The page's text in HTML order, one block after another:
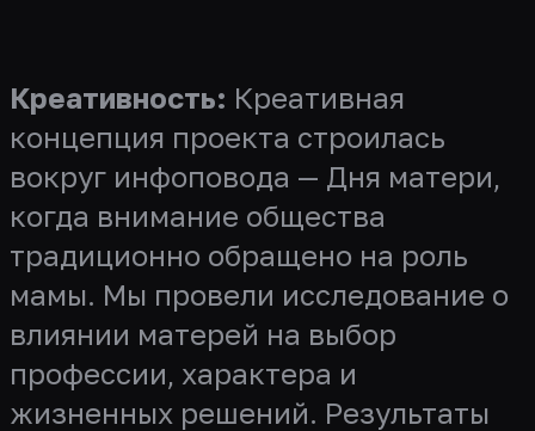
Креативность: Креативная
концепция проекта строилась
вокруг инфоповода — Дня матери,
когда внимание общества
традиционно обращено на роль
мамы. Мы провели исследование о
влиянии матерей на выбор
профессии, характера и
жизненных решений. Результаты